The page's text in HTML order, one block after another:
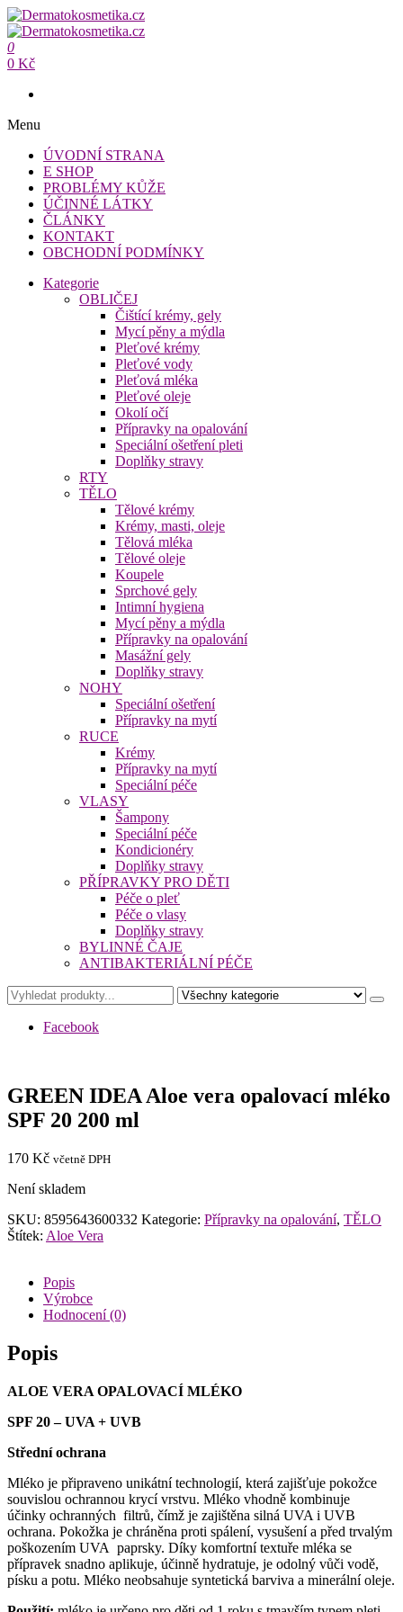
Přeskočit
na
obsah
Dermatokosmetika.cz
Dermatokosmetika.cz
0
0 Kč
Menu
ÚVODNÍ STRANA
E SHOP
PROBLÉMY KŮŽE
ÚČINNÉ LÁTKY
ČLÁNKY
KONTAKT
OBCHODNÍ PODMÍNKY
Kategorie
OBLIČEJ
Čištící krémy, gely
Mycí pěny a mýdla
Pleťové krémy
Pleťové vody
Pleťová mléka
Pleťové oleje
Okolí očí
Přípravky na opalování
Speciální ošetření pleti
Doplňky stravy
RTY
TĚLO
Tělové krémy
Krémy, masti, oleje
Tělová mléka
Tělové oleje
Koupele
Sprchové gely
Intimní hygiena
Mycí pěny a mýdla
Přípravky na opalování
Masážní gely
Doplňky stravy
NOHY
Speciální ošetření
Přípravky na mytí
RUCE
Krémy
Přípravky na mytí
Speciální péče
VLASY
Šampony
Speciální péče
Kondicionéry
Doplňky stravy
PŘÍPRAVKY PRO DĚTI
Péče o pleť
Péče o vlasy
Doplňky stravy
BYLINNÉ ČAJE
ANTIBAKTERIÁLNÍ PÉČE
Facebook
GREEN IDEA Aloe vera opalovací mléko
SPF 20 200 ml
170 Kč včetně DPH
Není skladem
SKU: 8595643600332 Kategorie: Přípravky na opalování, TĚLO
Štítek: Aloe Vera
Popis
Výrobce
Hodnocení (0)
Popis
ALOE VERA OPALOVACÍ MLÉKO
SPF 20 – UVA + UVB
Střední ochrana
Mléko je připraveno unikátní technologií, která zajišťuje pokožce
souvislou ochrannou krycí vrstvu. Mléko vhodně kombinuje
účinky ochranných filtrů, čímž je zajištěna silná UVA i UVB
ochrana. Pokožka je chráněna proti spálení, vysušení a před trvalým
poškozením UVA paprsky. Díky komfortní textuře mléka se
přípravek snadno aplikuje, účinně hydratuje, je odolný vůči vodě,
písku a potu. Mléko neobsahuje syntetická barviva a minerální oleje.